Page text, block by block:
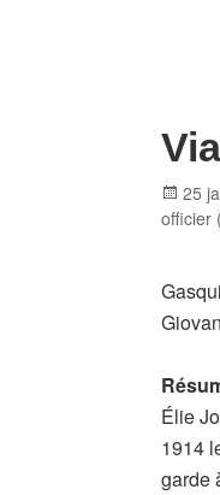
on
25
officier
Élie
1914
garde